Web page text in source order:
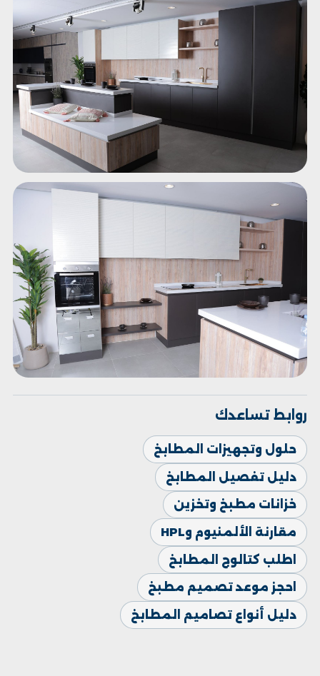
روابط تساعدك
حلول وتجهيزات المطابخ
دليل تفصيل المطابخ
خزانات مطبخ وتخزين
مقارنة الألمنيوم وHPL
اطلب كتالوج المطابخ
احجز موعد تصميم مطبخ
دليل أنواع تصاميم المطابخ